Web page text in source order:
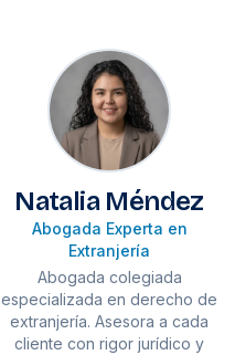
Natalia Méndez
Abogada Experta en
Extranjería
Abogada colegiada
especializada en derecho de
extranjería. Asesora a cada
cliente con rigor jurídico y